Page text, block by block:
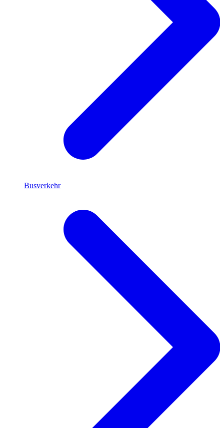
Busverkehr